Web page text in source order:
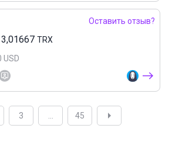
Оставить отзыв?
3,01667 TRX
USD
3 45